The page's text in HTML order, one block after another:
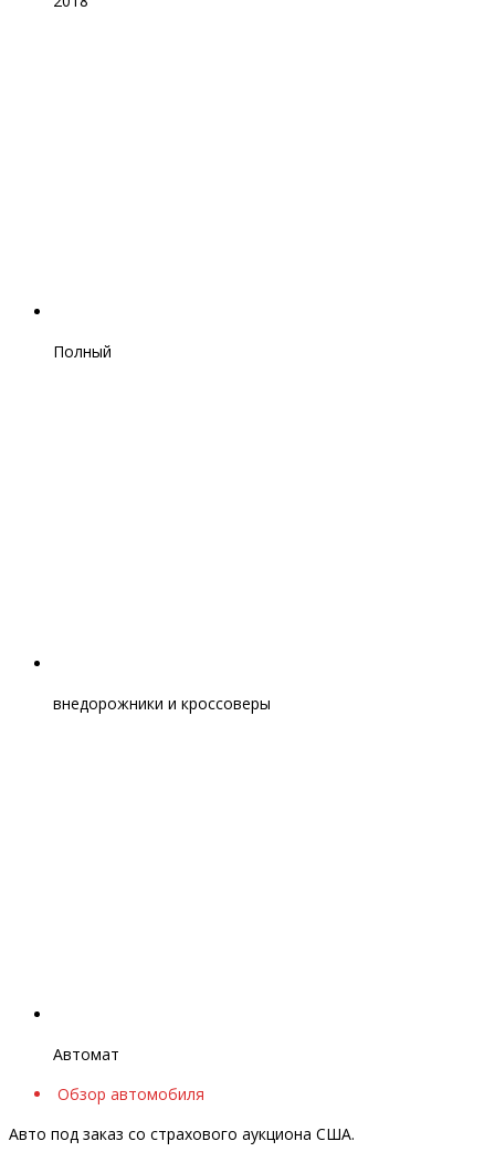
Полный
внедорожники и кроссоверы
Автомат
Обзор автомобиля
Авто под заказ со страхового аукциона США.